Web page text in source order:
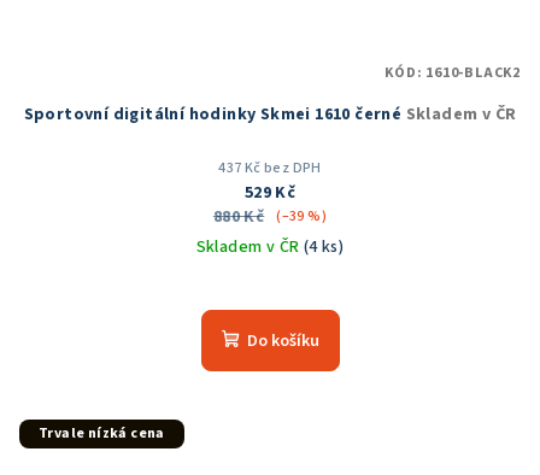
Sportovní digitální hodinky Skmei 1610 černé Skladem v ČR
437 Kč bez DPH
529 Kč
880 Kč (–39 %)
Skladem v ČR (4 ks)
hodnocení
produktu
Do košíku
KÓD: 1610-BLACK2
Trvale nízká cena